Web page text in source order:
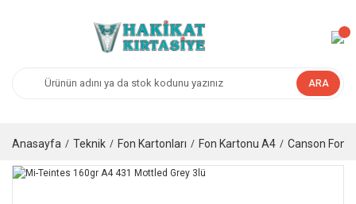
ARA
Anasayfa Teknik Fon Kartonları Fon Kartonu A4 Canson Fon